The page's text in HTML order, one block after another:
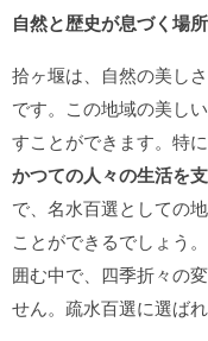
自然と歴史が息づく場所
拾ヶ堰は、自然の美し
です。この地域の美し
すことができます。特
かつての人々の生活を
で、名水百選としての
ことができるでしょう
囲む中で、四季折々の
せん。疏水百選に選ば